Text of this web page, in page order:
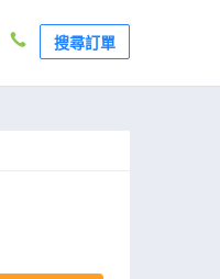
搜尋訂單